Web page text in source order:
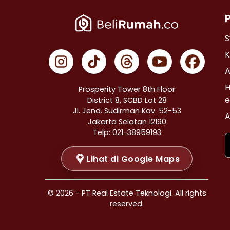
Properti Dijual di Johar Baru >
Properti Dijual di Menteng >
Properti Dijual di Tanah Abang >
Properti Dijual di Kramat >
Properti Dijual di Bendungan Hilir >
Properti Dijual di Jakarta Selatan >
Properti Dijual di Cilandak >
Properti Dijual di Gandaria Selatan >
Properti Dijual di Cipete Selatan >
Properti Dijual di Lenteng Agung >
Properti Dijual di Pondok Pinang >
Properti Dijual di Kebayoran Baru >
Properti Dijual di Mampang Prapatan >
Prosperity Tower 8th Floor
District 8, SCBD Lot 28
JI. Jend. Sudirman Kav. 52-53
Jakarta Selatan 12190
Telp: 021-38959193
Lihat di Google Maps
© 2026 - PT Real Estate Teknologi. All rights
reserved.